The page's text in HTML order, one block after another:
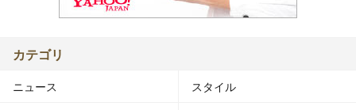
カテゴリ
ニュース スタイル